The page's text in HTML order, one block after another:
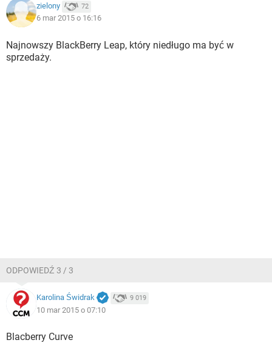
zielony 72
6 mar 2015 o 16:16
Najnowszy BlackBerry Leap, który niedługo ma być w
sprzedaży.
ODPOWIEDŹ 3 / 3
Karolina Świdrak 9 019
10 mar 2015 o 07:10
Blacberry Curve